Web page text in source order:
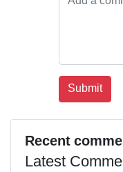
Recent
Latest